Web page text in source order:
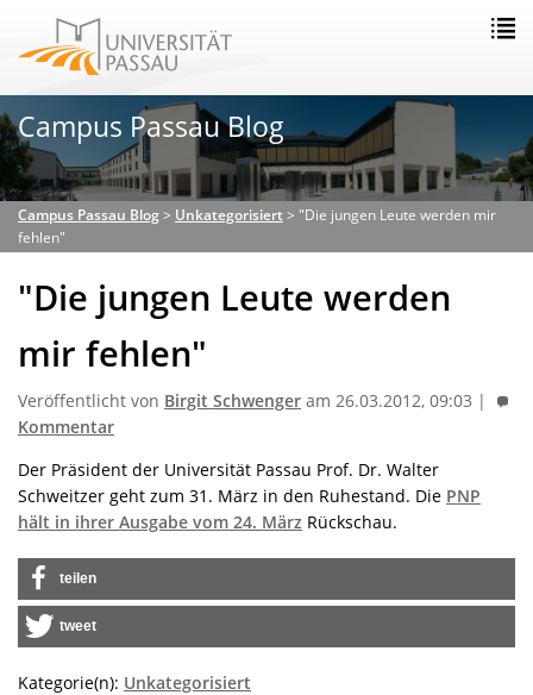
Campus Passau Blog
Campus Passau Blog> Unkategorisiert> "Die jungen Leute werden mir
fehlen"
"Die jungen Leute werden
mir fehlen"
Veröffentlicht von Birgit Schwenger am 26.03.2012, 09:03 |
Kommentar
Der Präsident der Universität Passau Prof. Dr. Walter
Schweitzer geht zum 31. März in den Ruhestand. Die PNP
hält in ihrer Ausgabe vom 24. März Rückschau.
teilen
tweet
Kategorie(n): Unkategorisiert